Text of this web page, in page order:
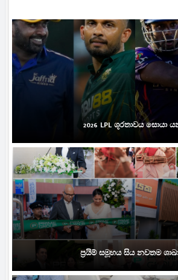
2026 LPL ශූරතාවය සොයා
ප්‍රයිම් සමූහය සිය නවතම